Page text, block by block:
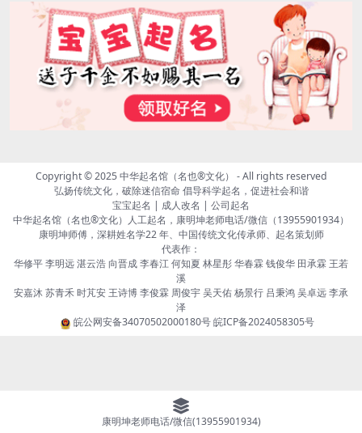
Copyright © 2025中华起名馆（名也®文化） - All rights reserved
弘扬传统文化，破除迷信宿命 倡导科学起名，促进社会和谐
宝宝起名 | 成人改名 | 公司起名
中华起名馆（名也®文化）人工起名，康明坤老师电话/微信（13955901934）
康明坤师傅，深耕姓名学22 年、中国传统文化传承师、起名策划师
代表作：
华修平 李明远 湛云浩 向晋成 李春江 何知夏 林星彤 华春霖 钱俊华 田承霖 王若
溪
安嘉沐 苏青禾 时芃安 王诗博 李俊霖 周俊宇 吴天佑 杨景行 吕秉鸿 吴卓远 李承
泽
皖公网安备34070502000180号皖ICP备2024058305号
康明坤老师电话/微信(13955901934)